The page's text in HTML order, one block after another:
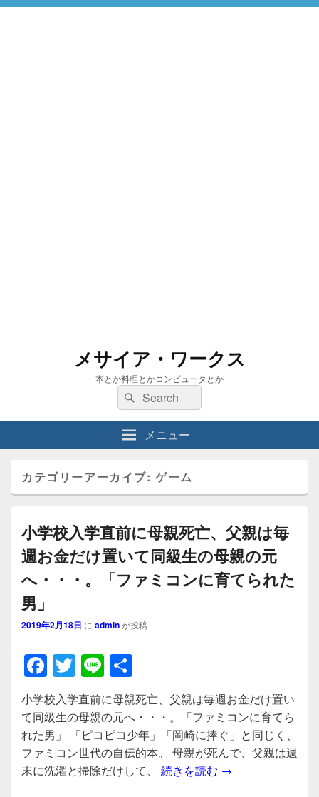
メサイア・ワークス
本とか料理とかコンピュータとか
検
索:
検
索
メニュー
カテゴリーアーカイブ:ゲーム
小学校入学直前に母親死亡、父親は毎
週お金だけ置いて同級生の母親の元
へ・・・。「ファミコンに育てられた
男」
2019年2月18日 に adminが投稿
F
a
c
e
b
o
T
wi
tt
er
Li
n
e
有
小学校入学直前に母親死亡、父親は毎週お金だけ置い
て同級生の母親の元へ・・・。「ファミコンに育てら
れた男」 「ピコピコ少年」「岡崎に捧ぐ」と同じく、
ファミコン世代の自伝的本。 母親が死んで、父親は週
末に洗濯と掃除だけして、 続きを読む 小学校入学直前に
→